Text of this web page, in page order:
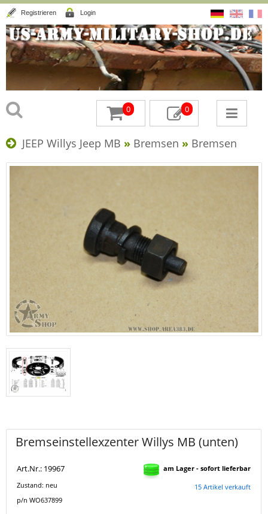
Registrieren Login
0 0
JEEP Willys Jeep MB » Bremsen » Bremsen
Bremseinstellexzenter Willys MB (unten)
Art.Nr.: 19967
Zustand: neu
p/n WO637899
am Lager - sofort lieferbar
15 Artikel verkauft